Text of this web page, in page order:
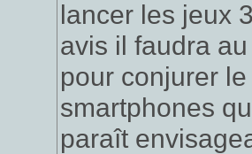
lancer les jeux
avis il faudra
pour conjurer
smartphones
paraît